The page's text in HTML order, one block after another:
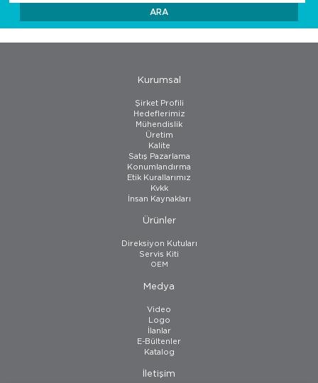
Kurumsal
Şirket Profili
Hedeflerimiz
Mühendislik
Üretim
Kalite
Satış Pazarlama
Konumlandırma
Etik Kurallarımız
Kvkk
İnsan Kaynakları
Ürünler
Direksiyon Kutuları
Servis Kiti
OEM
Medya
Video
Logo
İlanlar
E-Bültenler
Katalog
İletişim